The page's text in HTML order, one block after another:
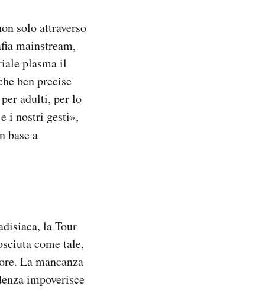
solo attraverso
mainstream,
plasma il
ben precise
adulti, per lo
i nostri gesti»,
base a
la Tour
come tale,
La mancanza
impoverisce